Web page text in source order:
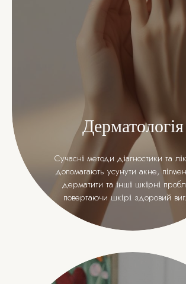
Дерматологія
Сучасні методи діагностики та
допомагають усунути акне,
дерматити та інші шкірні
повертаючи шкірі здоровий